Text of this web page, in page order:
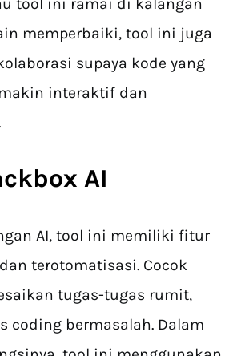
tool ini ramai di kalangan
memperbaiki, tool ini juga
supaya kode yang
interaktif dan
AI
AI, tool ini memiliki fitur
terotomatisasi. Cocok
tugas-tugas rumit,
coding bermasalah. Dalam